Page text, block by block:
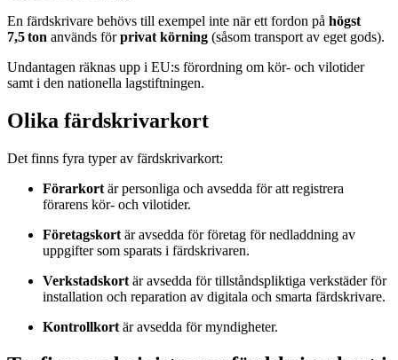
En färdskrivare behövs till exempel inte när ett fordon på högst
7,5 ton används förprivat körning (såsom transport av eget gods).
Undantagen räknas upp i EU:s förordning om kör- och vilotider
samt i den nationella lagstiftningen.
Olika färdskrivarkort
Det finns fyra typer av färdskrivarkort:
Förarkort är personliga och avsedda för att registrera
förarens kör- och vilotider.
Företagskort är avsedda för företag för nedladdning av
uppgifter som sparats i färdskrivaren.
Verkstadskort är avsedda för tillståndspliktiga verkstäder för
installation och reparation av digitala och smarta färdskrivare.
Kontrollkort är avsedda för myndigheter.